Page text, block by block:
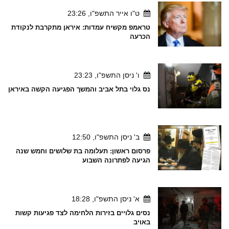
ט"ו אייר התשפ"ו, 23:26
טראמפ מקשיח עמדות: איראן מתקרבת לנקודת
הכרעה
ו' ניסן התשפ"ו, 23:23
נס גלוי בתל אביב והמשך הפגיעה הקשה באיראן
ב' ניסן התשפ"ו, 12:50
פרסום ראשון: תעלומה בת שלושים וחמש שנה
הגיעה לפתרונה השבוע
א' ניסן התשפ"ו, 18:28
נסים גלויים בזירות הלחימה לצד פגיעות קשות
באויב